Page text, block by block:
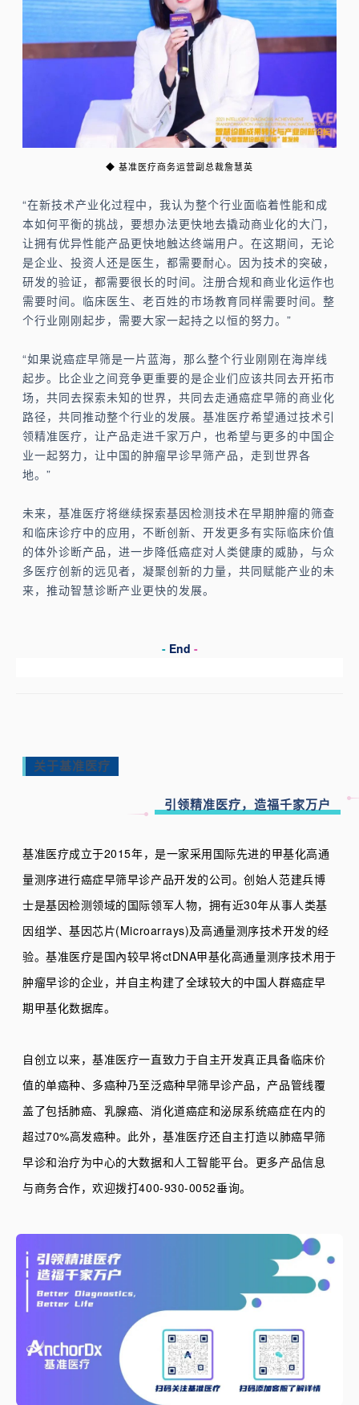
◆ 基准医疗商务运营副总裁詹慧英
“在新技术产业化过程中，我认为整个行业面临着性能和成
本如何平衡的挑战，要想办法更快地去撬动商业化的大门，
让拥有优异性能产品更快地触达终端用户。在这期间，无论
是企业、投资人还是医生，都需要耐心。因为技术的突破，
研发的验证，都需要很长的时间。注册合规和商业化运作也
需要时间。临床医生、老百姓的市场教育同样需要时间。整
个行业刚刚起步，需要大家一起持之以恒的努力。”
“如果说癌症早筛是一片蓝海，那么整个行业刚刚在海岸线
起步。比企业之间竞争更重要的是企业们应该共同去开拓市
场，共同去探索未知的世界，共同去走通癌症早筛的商业化
路径，共同推动整个行业的发展。基准医疗希望通过技术引
领精准医疗，让产品走进千家万户，也希望与更多的中国企
业一起努力，让中国的肿瘤早诊早筛产品，走到世界各
地。”
未来，基准医疗将继续探索基因检测技术在早期肿瘤的筛查
和临床诊疗中的应用，不断创新、开发更多有实际临床价值
的体外诊断产品，进一步降低癌症对人类健康的威胁，与众
多医疗创新的远见者，凝聚创新的力量，共同赋能产业的未
来，推动智慧诊断产业更快的发展。
- End -
关于基准医疗
引领精准医疗，造福千家万户
基准医疗成立于2015年，是一家采用国际先进的甲基化高通
量测序进行癌症早筛早诊产品开发的公司。创始人范建兵博
士是基因检测领域的国际领军人物，拥有近30年从事人类基
因组学、基因芯片(Microarrays)及高通量测序技术开发的经
验。基准医疗是国內较早将ctDNA甲基化高通量测序技术用于
肿瘤早诊的企业，并自主构建了全球较大的中国人群癌症早
期甲基化数据库。
自创立以来，基准医疗一直致力于自主开发真正具备临床价
值的单癌种、多癌种乃至泛癌种早筛早诊产品，产品管线覆
盖了包括肺癌、乳腺癌、消化道癌症和泌尿系统癌症在内的
超过70%高发癌种。此外，基准医疗还自主打造以肺癌早筛
早诊和治疗为中心的大数据和人工智能平台。 更多产品信息
与商务合作，欢迎拨打400-930-0052垂询。